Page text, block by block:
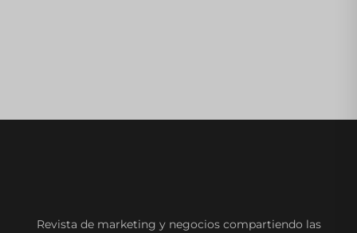
Revista de marketing y negocios compartiendo las